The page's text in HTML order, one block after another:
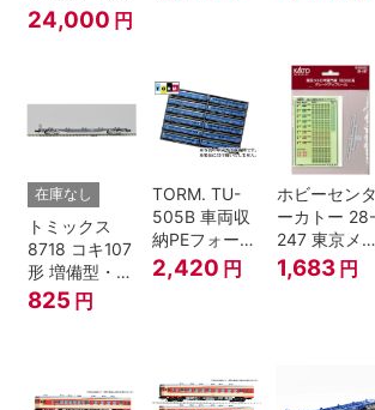
上越新幹線 新
塗装・ラスト
24,000 円
在庫なし
トミックス
8718 コキ107
形 増備型・コ
ンテナなし Ｎ
ゲージ
825 円
TORM. TU-
505B 車両収
納PEフォーム
12両用 (ダー
クグレー) 2枚
2,420 円
ホビーセンタ
ーカトー 28-
247 東京メト
ロ半蔵門線
18000系グレ
1,683 円